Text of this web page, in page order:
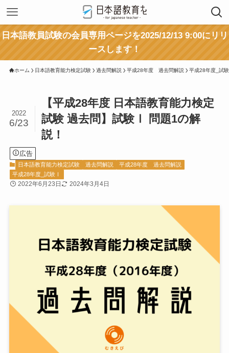
日本語教員試験の会員専用ページを2025/12/13 9:00にリリ
ースします！
ホーム 日本語教育能力検定試験 過去問解説 平成28年度 過去問解説 平成28年度_試
【平成28年度 日本語教育能力検定
試験 過去問】試験Ⅰ 問題1の解
説！
2022
6/23
広告
日本語教育能力検定試験 過去問解説
平成28年度 過去問解説
平成28年度_試験Ⅰ
2022年6月23日 2024年3月4日